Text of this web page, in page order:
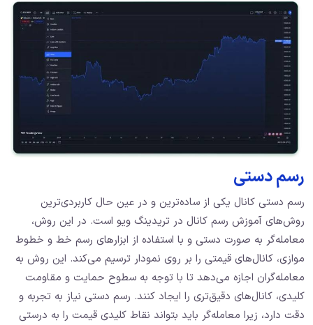
رسم دستی
رسم دستی کانال یکی از ساده‌ترین و در عین حال کاربردی‌ترین
روش‌های آموزش رسم کانال در تریدینگ ویو است. در این روش،
معامله‌گر به صورت دستی و با استفاده از ابزارهای رسم خط و خطوط
موازی، کانال‌های قیمتی را بر روی نمودار ترسیم می‌کند. این روش به
معامله‌گران اجازه می‌دهد تا با توجه به سطوح حمایت و مقاومت
کلیدی، کانال‌های دقیق‌تری را ایجاد کنند. رسم دستی نیاز به تجربه و
دقت دارد، زیرا معامله‌گر باید بتواند نقاط کلیدی قیمت را به درستی